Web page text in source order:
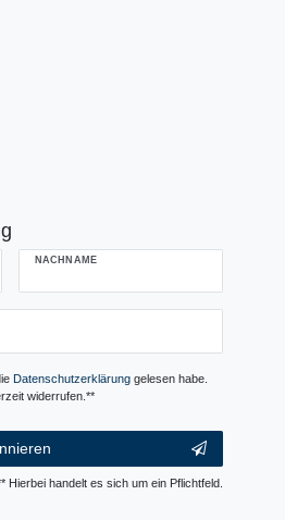
NACHNAME
Daten­schutz­erklärunggelesen habe.
widerrufen.**
Hierbei handelt es sich um ein Pflichtfeld.